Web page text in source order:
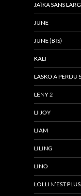
JAÏKA SANS
JUNE
JUNE (BIS)
KALI
LASKO A PERDU
LENY 2
LI JOY
LIAM
LILING
LINO
LOLLI N’EST